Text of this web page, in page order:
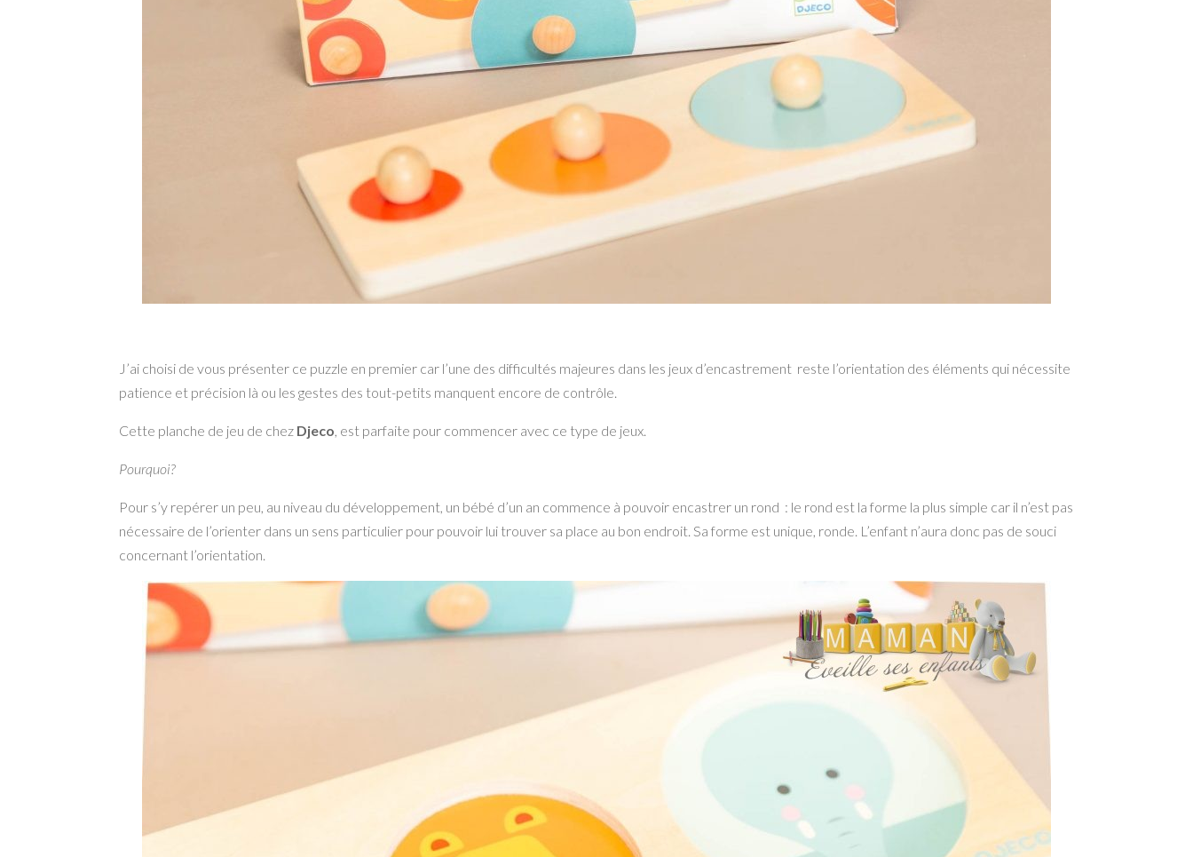
J’ai choisi de vous présenter ce puzzle en premier car l’une des difficultés majeures dans les jeux d’encastrement reste l’orientation des éléments qui nécessite
patience et précision là ou les gestes des tout-petits manquent encore de contrôle.
Cette planche de jeu de chez Djeco, est parfaite pour commencer avec ce type de jeux.
Pourquoi?
Pour s’y repérer un peu, au niveau du développement, un bébé d’un an commence à pouvoir encastrer un rond : le rond est la forme la plus simple car il n’est pas
nécessaire de l’orienter dans un sens particulier pour pouvoir lui trouver sa place au bon endroit. Sa forme est unique, ronde. L’enfant n’aura donc pas de souci
concernant l’orientation.